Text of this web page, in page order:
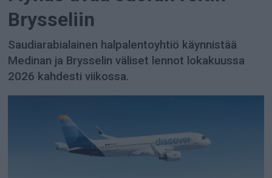
Brysseliin
Saudiarabialainen halpalentoyhtiö käynnistää
Medinan ja Brysselin väliset lennot lokakuussa
2026 kahdesti viikossa.